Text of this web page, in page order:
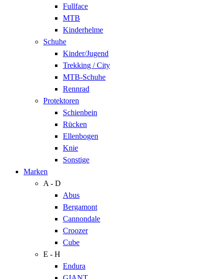
Fullface
MTB
Kinderhelme
Schuhe
Kinder/Jugend
Trekking / City
MTB-Schuhe
Rennrad
Protektoren
Schienbein
Rücken
Ellenbogen
Knie
Sonstige
Marken
A - D
Abus
Bergamont
Cannondale
Croozer
Cube
E - H
Endura